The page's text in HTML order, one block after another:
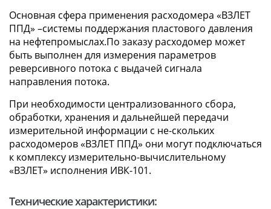
Основная сфера применения расходомера «ВЗЛЕТ
ППД» –системы поддержания пластового давления
на нефтепромыслах.По заказу расходомер может
быть выполнен для измерения параметров
реверсивного потока с выдачей сигнала
направления потока.
При необходимости централизованного сбора,
обработки, хранения и дальнейшей передачи
измерительной информации с не-скольких
расходомеров «ВЗЛЕТ ППД» они могут подключаться
к комплексу измерительно-вычислительному
«ВЗЛЕТ» исполнения ИВК-101.
Технические характеристики: